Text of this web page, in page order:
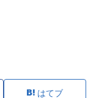
はてブ